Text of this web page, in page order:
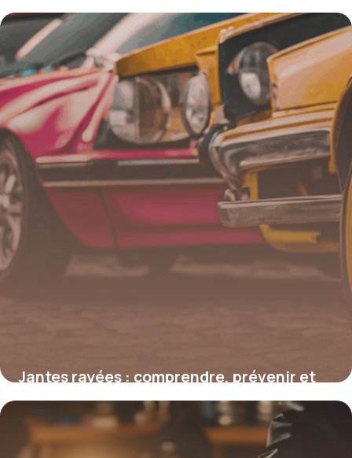
et protéger votre habitacle
4 juillet 2025
Jantes rayées : comprendre, prévenir et
restaurer l’esthétique de vos roues
4 juillet 2025